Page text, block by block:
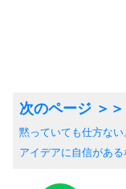
黙っていても仕方ない
アイデアに自信がある